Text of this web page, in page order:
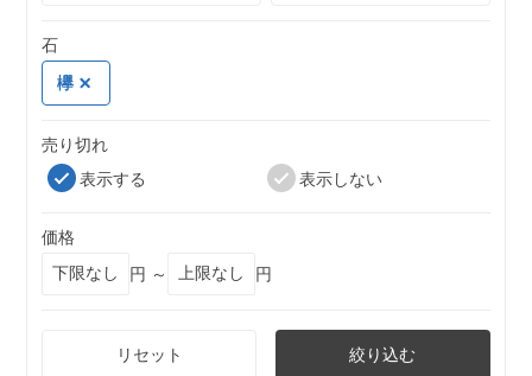
石
欅
売り切れ
表示する
表示しない
価格
円 ～
円
リセット 絞り込む